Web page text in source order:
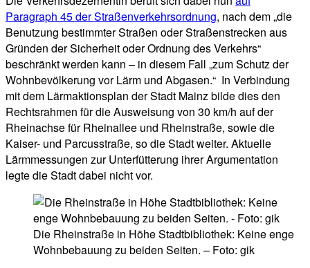
Paragraph 45 der Straßenverkehrsordnung, nach dem „die
Benutzung bestimmter Straßen oder Straßenstrecken aus
Gründen der Sicherheit oder Ordnung des Verkehrs“
beschränkt werden kann – in diesem Fall „zum Schutz der
Wohnbevölkerung vor Lärm und Abgasen.“ In Verbindung
mit dem Lärmaktionsplan der Stadt Mainz bilde dies den
Rechtsrahmen für die Ausweisung von 30 km/h auf der
Rheinachse für Rheinallee und Rheinstraße, sowie die
Kaiser- und Parcusstraße, so die Stadt weiter. Aktuelle
Lärmmessungen zur Unterfütterung ihrer Argumentation
legte die Stadt dabei nicht vor.
Die Rheinstraße in Höhe Stadtbibliothek: Keine enge
Wohnbebauung zu beiden Seiten. – Foto: gik